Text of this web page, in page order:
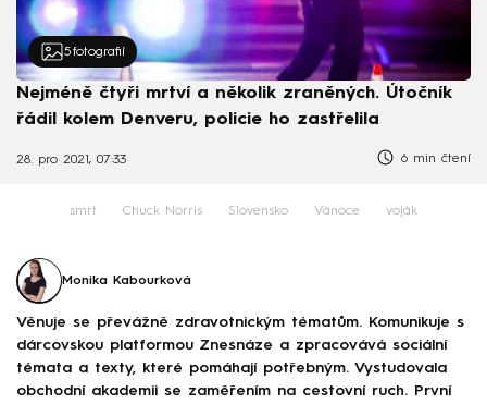
5 fotografií
Nejméně čtyři mrtví a několik zraněných. Útočník
řádil kolem Denveru, policie ho zastřelila
28. pro 2021, 07:33 6 min čtení
smrt Chuck Norris Slovensko Vánoce voják
Monika Kabourková
Věnuje se převážně zdravotnickým tématům. Komunikuje s
dárcovskou platformou Znesnáze a zpracovává sociální
témata a texty, které pomáhají potřebným. Vystudovala
obchodní akademii se zaměřením na cestovní ruch. První